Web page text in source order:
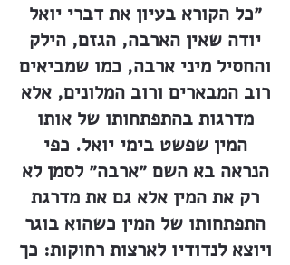
״כל הקורא בעיון את דברי יואל
יודה שאין הארבה, הגזם, הילק
והחסיל מיני ארבה, כמו שמביאים
רוב המבארים ורוב המלונים, אלא
מדרגות בהתפתחותו של אותו
המין שפשט בימי יואל. כפי
הנראה בא השם ״ארבה״ לסמן לא
רק את המין אלא גם את מדרגת
התפתחותו של המין כשהוא בוגר
ויוצא לנדודיו לארצות רחוקות: כך